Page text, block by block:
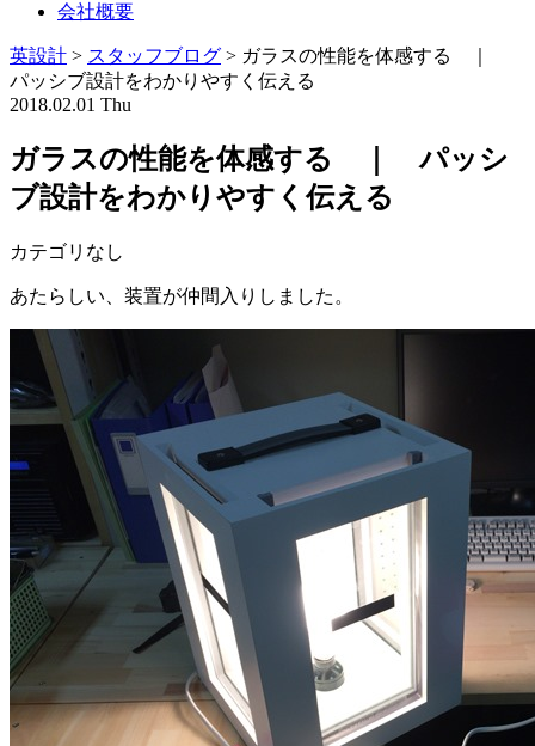
会社概要
英設計 > スタッフブログ > ガラスの性能を体感する ｜
パッシブ設計をわかりやすく伝える
2018.02.01 Thu
ガラスの性能を体感する ｜ パッシ
ブ設計をわかりやすく伝える
カテゴリなし
あたらしい、装置が仲間入りしました。